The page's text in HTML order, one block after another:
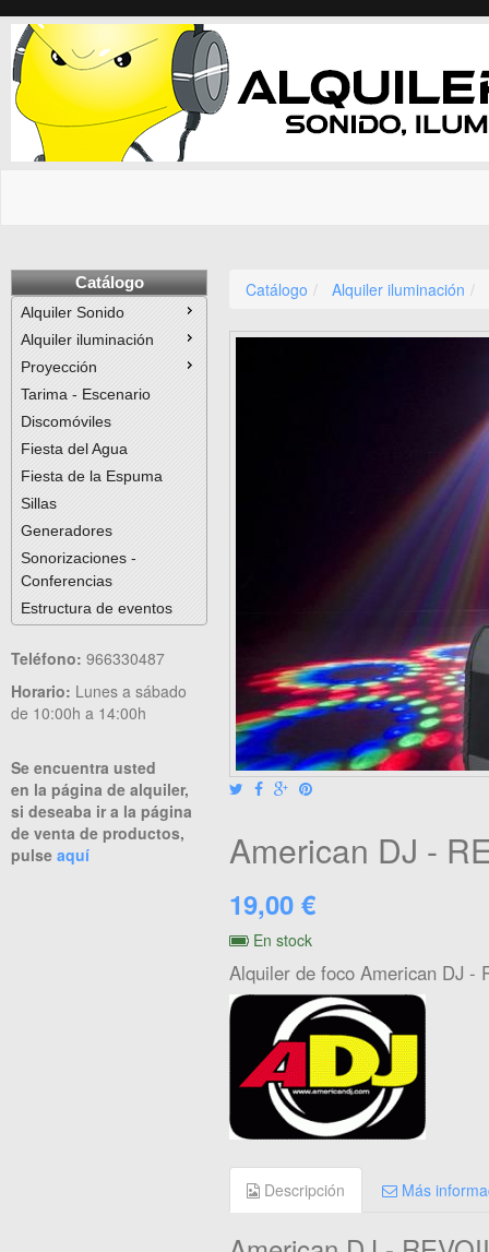
Catálogo
Alquiler Sonido
Alquiler iluminación
Proyección
Tarima - Escenario
Discomóviles
Fiesta del Agua
Fiesta de la Espuma
Sillas
Generadores
Sonorizaciones -
Conferencias
Estructura de eventos
Teléfono: 966330487
Horario: Lunes a sábado
de 10:00h a 14:00h
Se encuentra usted
en la página de alquiler,
si deseaba ir a la página
de venta de productos,
pulse aquí
Catálogo Alquiler iluminación
American DJ -
19,00 €
En stock
Alquiler de foco American DJ -
Descripción Más